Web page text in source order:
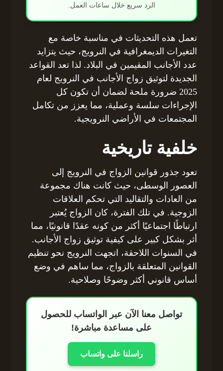
الرد سريع خلال ساعات العمل.
تعمل هذه التحديثات في مناسبة خاصة مع
التغيرات الديمغرافية في النرويج، حيث يتزايد
عدد الأجانب المقيمين في البلاد. لذا تعد القواعد
الجديدة لتوثيق زواج الأجانب في النرويج لعام
2025 ضرورة ملحة لضمان أن تكون كل
الإجراءات سلسة وعملية، مما يعزز من تكامل
المجتمعات في الأراضي النرويجية.
خلفية تاريخية
تعود جذور قوانين الزواج في النرويج إلى
العصور الوسطى، حيث كانت هناك مجموعة
من العادات والتقاليد التي تحكم العلاقات
الزوجية. في تلك الفترة، كان الزواج يُعتبر
ارتباطًا اجتماعيًا أكثر من كونه عقدًا قانونيًا، مما
أثر بشكل كبير على كيفية توثيق زواج الأجانب.
في السنوات اللاحقة، اتجهت النرويج نحو تنظيم
القوانين المتعلقة بالزواج، مما ساهم في وضع
أساس قانوني أكثر وضوحًا وصلاحية.
تواصل معنا الآن عبر الواتساب للحصول
على مساعدة مباشرة!
راسلنا على واتساب